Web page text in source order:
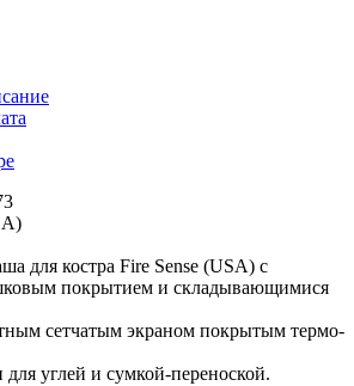
для костра Fire Sense (USA) с
покрытием и складывающимися
сетчатым экраном покрытым термо-
углей и сумкой-переноской.